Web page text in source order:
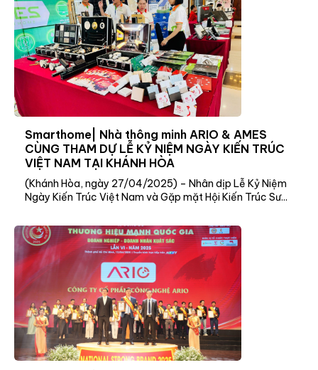
Smarthome| Nhà thông minh ARIO & AMES
CÙNG THAM DỰ LỄ KỶ NIỆM NGÀY KIẾN TRÚC
VIỆT NAM TẠI KHÁNH HÒA
(Khánh Hòa, ngày 27/04/2025) – Nhân dịp Lễ Kỷ Niệm
Ngày Kiến Trúc Việt Nam và Gặp mặt Hội Kiến Trúc Sư...